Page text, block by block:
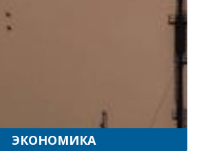
ЭКОНОМИКА